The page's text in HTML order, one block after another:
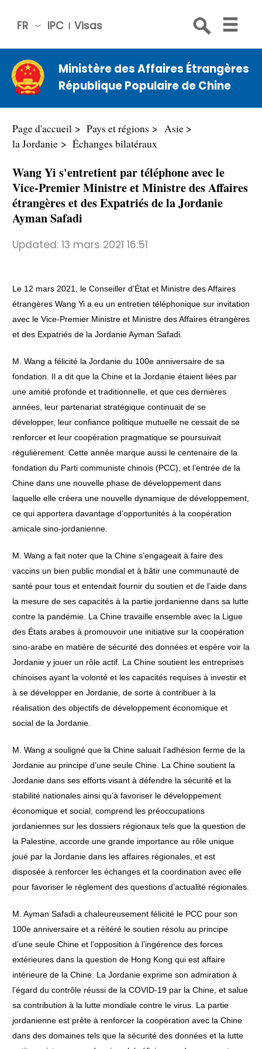
IPC Visas
FR
中文
Engli
sh
Русс
Espa
عربي
Ministère des Affaires Étrangères
République Populaire de Chine
Page d'accueil Pays et régions
Asie
la Jordanie
Échanges bilatéraux
Wang Yi s'entretient par téléphone avec le
Vice-Premier Ministre et Ministre des Affaires
étrangères et des Expatriés de la Jordanie
Ayman Safadi
Updated: 13 mars 2021 16:51
Le 12 mars 2021, le Conseiller d’État et Ministre des Affaires
étrangères Wang Yi a eu un entretien téléphonique sur invitation
avec le Vice-Premier Ministre et Ministre des Affaires étrangères
et des Expatriés de la Jordanie Ayman Safadi.
M. Wang a félicité la Jordanie du 100e anniversaire de sa
fondation. Il a dit que la Chine et la Jordanie étaient liées par
une amitié profonde et traditionnelle, et que ces dernières
années, leur partenariat stratégique continuait de se
développer, leur confiance politique mutuelle ne cessait de se
renforcer et leur coopération pragmatique se poursuivait
régulièrement. Cette année marque aussi le centenaire de la
fondation du Parti communiste chinois (PCC), et l’entrée de la
Chine dans une nouvelle phase de développement dans
laquelle elle créera une nouvelle dynamique de développement,
ce qui apportera davantage d’opportunités à la coopération
amicale sino-jordanienne.
M. Wang a fait noter que la Chine s’engageait à faire des
vaccins un bien public mondial et à bâtir une communauté de
santé pour tous et entendait fournir du soutien et de l’aide dans
la mesure de ses capacités à la partie jordanienne dans sa lutte
contre la pandémie. La Chine travaille ensemble avec la Ligue
des États arabes à promouvoir une initiative sur la coopération
sino-arabe en matière de sécurité des données et espère voir la
Jordanie y jouer un rôle actif. La Chine soutient les entreprises
chinoises ayant la volonté et les capacités requises à investir et
à se développer en Jordanie, de sorte à contribuer à la
réalisation des objectifs de développement économique et
social de la Jordanie.
M. Wang a souligné que la Chine saluait l’adhésion ferme de la
Jordanie au principe d’une seule Chine. La Chine soutient la
Jordanie dans ses efforts visant à défendre la sécurité et la
stabilité nationales ainsi qu’à favoriser le développement
économique et social, comprend les préoccupations
jordaniennes sur les dossiers régionaux tels que la question de
la Palestine, accorde une grande importance au rôle unique
joué par la Jordanie dans les affaires régionales, et est
disposée à renforcer les échanges et la coordination avec elle
pour favoriser le règlement des questions d’actualité régionales.
M. Ayman Safadi a chaleureusement félicité le PCC pour son
100e anniversaire et a réitéré le soutien résolu au principe
d’une seule Chine et l’opposition à l’ingérence des forces
extérieures dans la question de Hong Kong qui est affaire
intérieure de la Chine. La Jordanie exprime son admiration à
l’égard du contrôle réussi de la COVID-19 par la Chine, et salue
sa contribution à la lutte mondiale contre le virus. La partie
jordanienne est prête à renforcer la coopération avec la Chine
dans des domaines tels que la sécurité des données et la lutte